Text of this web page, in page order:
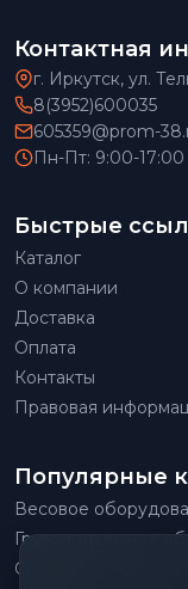
Контактная
г. Иркутск, ул.
8(3952)600035
605359@prom-
Пн-Пт: 9:00-17:00
Быстрые
Каталог
О компании
Доставка
Оплата
Контакты
Правовая
Популярные
Весовое
Грузоподъемное
Складское